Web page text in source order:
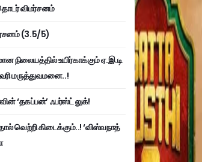
விமர்சனம்
(3.5/5)
நிலையத்தில் உயிர்காக்கும் ஏ.இ.டி
மருத்துவமனை..!
‘தகப்பன்’ ஃபர்ஸ்ட் லுக்!
வெற்றி கிடைக்கும்..! ‘விஸ்வநாத்